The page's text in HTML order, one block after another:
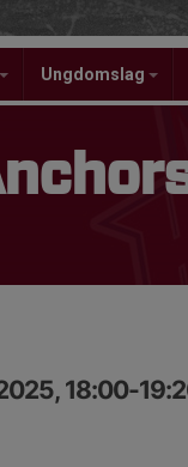
Ungdomslag
18:00-